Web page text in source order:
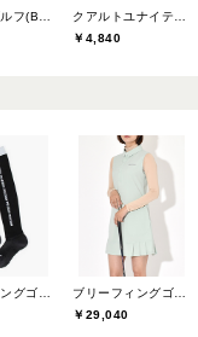
￥4,840
ブリーフィングゴルフ(BRIEFING GOLF)
ブリーフィングゴルフ(BRIEFING GOLF)
￥29,040